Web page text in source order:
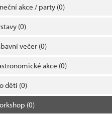
akce / party (0)
(0)
večer (0)
akce (0)
děti (0)
(0)